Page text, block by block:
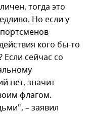
тогда это
Но если у
кого бы-то
сейчас со
нет, значит
флагом.
– заявил